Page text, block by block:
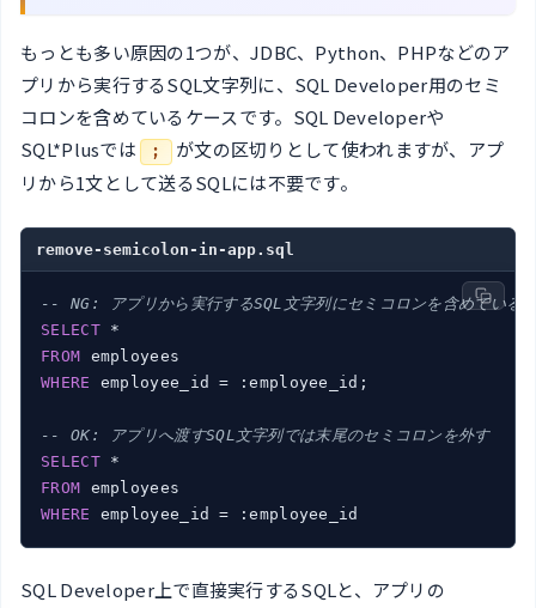
もっとも多い原因の1つが、JDBC、Python、PHPなどのア
プリから実行するSQL文字列に、SQL Developer用のセミ
コロンを含めているケースです。SQL Developerや
SQL*Plusでは
;
が文の区切りとして使われますが、アプ
リから1文として送るSQLには不要です。
remove-semicolon-in-app.sql
-- NG: アプリから実行するSQL文字列にセミコロンを含めている
SELECT
FROM
WHERE employee_id = :employee_id;
-- OK: アプリへ渡すSQL文字列では末尾のセミコロンを外す
SELECT
FROM
WHERE employee_id = :employee_id
SQL Developer上で直接実行するSQLと、アプリの